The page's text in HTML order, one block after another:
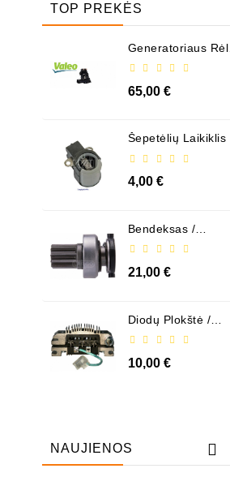
TOP PREKĖS
Generatoriaus
65,00 €
Šepetėlių Laikiklis
4,00 €
Bendeksas /
21,00 €
Diodų Plokštė /
10,00 €
NAUJIENOS